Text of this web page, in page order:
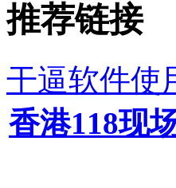
推荐链接
干逼软件使
香港118现